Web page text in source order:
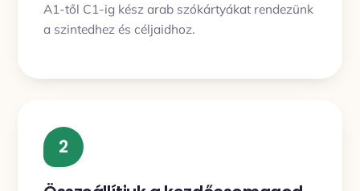
A1-től C1-ig kész arab szókártyákat rendezünk
a szintedhez és céljaidhoz.
2